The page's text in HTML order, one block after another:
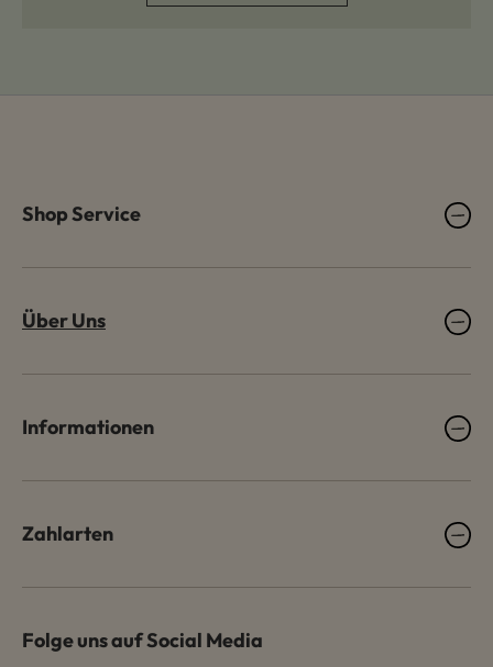
Shop Service
Über Uns
Informationen
Zahlarten
Folge uns auf Social Media